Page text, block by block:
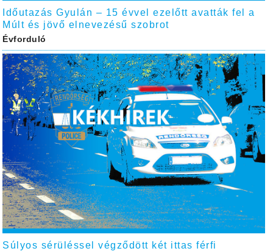
Időutazás Gyulán – 15 évvel ezelőtt avatták fel a
Múlt és jövő elnevezésű szobrot
Évforduló
Súlyos sérüléssel végződött két ittas férfi